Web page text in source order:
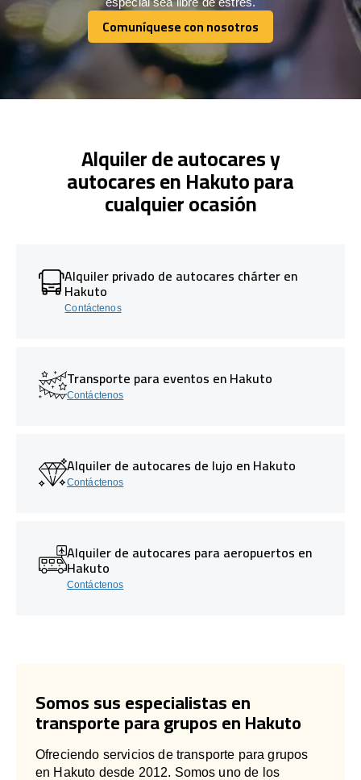
Comuníquese con nosotros
Comuníquese con nosotros
Alquiler de autocares y
autocares en Hakuto para
cualquier ocasión
Alquiler privado de autocares chárter en
Hakuto
Contáctenos
Transporte para eventos en Hakuto
Contáctenos
Alquiler de autocares de lujo en Hakuto
Contáctenos
Alquiler de autocares para aeropuertos en
Hakuto
Contáctenos
Somos sus especialistas en
transporte para grupos en Hakuto
Ofreciendo servicios de transporte para grupos
en Hakuto desde 2012. Somos uno de los